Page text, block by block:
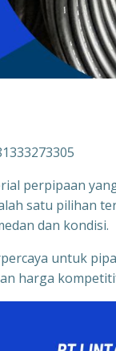
perpipaan
satu pilihan
dan kondisi.
untuk
harga